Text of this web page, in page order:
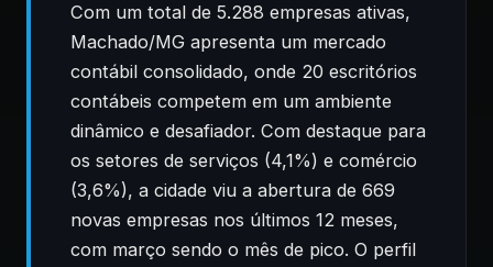
Com um total de 5.288 empresas ativas,
Machado/MG apresenta um mercado
contábil consolidado, onde 20 escritórios
contábeis competem em um ambiente
dinâmico e desafiador. Com destaque para
os setores de serviços (4,1%) e comércio
(3,6%), a cidade viu a abertura de 669
novas empresas nos últimos 12 meses,
com março sendo o mês de pico. O perfil